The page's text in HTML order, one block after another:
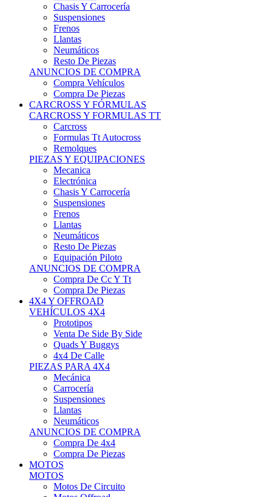
Chasis Y Carrocería
Suspensiones
Frenos
Llantas
Neumáticos
Resto De Piezas
ANUNCIOS DE COMPRA
Compra Vehículos
Compra De Piezas
CARCROSS Y FÓRMULAS
CARCROSS Y FORMULAS TT
Carcross
Formulas Tt Autocross
Remolques
PIEZAS Y EQUIPACIONES
Mecanica
Electrónica
Chasis Y Carrocería
Suspensiones
Frenos
Llantas
Neumáticos
Resto De Piezas
Equipación Piloto
ANUNCIOS DE COMPRA
Compra De Cc Y Tt
Compra De Piezas
4X4 Y OFFROAD
VEHÍCULOS 4X4
Prototipos
Venta De Side By Side
Quads Y Buggys
4x4 De Calle
PIEZAS PARA 4X4
Mecánica
Carrocería
Suspensiones
Llantas
Neumáticos
ANUNCIOS DE COMPRA
Compra De 4x4
Compra De Piezas
MOTOS
MOTOS
Motos De Circuito